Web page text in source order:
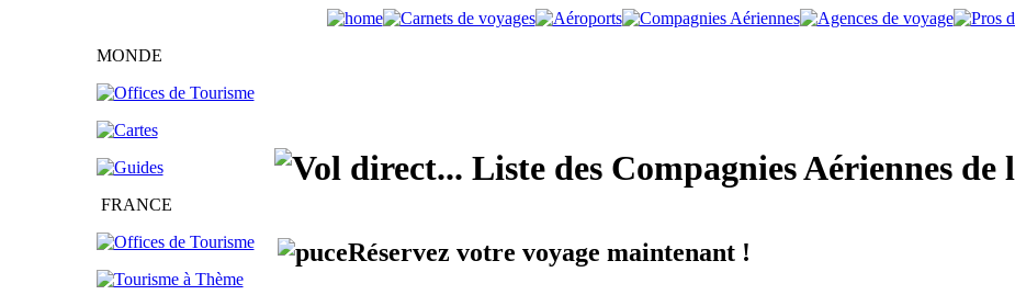
MONDE
FRANCE
Liste des Compagnies Aériennes de
Réservez votre voyage maintenant !